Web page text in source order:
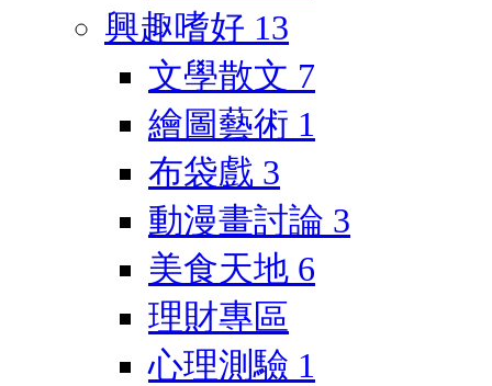
興趣嗜好 13
文學散文 7
繪圖藝術 1
布袋戲 3
動漫畫討論 3
美食天地 6
理財專區
心理測驗 1